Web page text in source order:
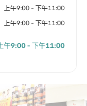
上午9:00 - 下午11:00
上午9:00 - 下午11:00
上午9:00 - 下午11:00